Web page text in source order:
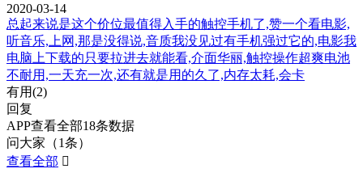
2020-03-14
总起来说是这个价位最值得入手的触控手机了,赞一个看电影,
听音乐,上网,那是没得说,音质我没见过有手机强过它的,电影我
电脑上下载的只要拉进去就能看,介面华丽,触控操作超爽电池
不耐用,一天充一次,还有就是用的久了,内存太耗,会卡
有用(2)
回复
APP查看全部18条数据
问大家（1条）
查看全部 